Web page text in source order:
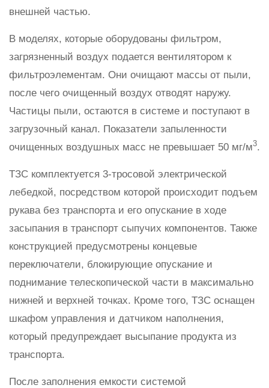
внешней частью.
В моделях, которые оборудованы фильтром,
загрязненный воздух подается вентилятором к
фильтроэлементам. Они очищают массы от пыли,
после чего очищенный воздух отводят наружу.
Частицы пыли, остаются в системе и поступают в
загрузочный канал. Показатели запыленности
очищенных воздушных масс не превышает 50 мг/м3.
ТЗС комплектуется 3-тросовой электрической
лебедкой, посредством которой происходит подъем
рукава без транспорта и его опускание в ходе
засыпания в транспорт сыпучих компонентов. Также
конструкцией предусмотрены концевые
переключатели, блокирующие опускание и
поднимание телескопической части в максимально
нижней и верхней точках. Кроме того, ТЗС оснащен
шкафом управления и датчиком наполнения,
который предупреждает высыпание продукта из
транспорта.
После заполнения емкости системой